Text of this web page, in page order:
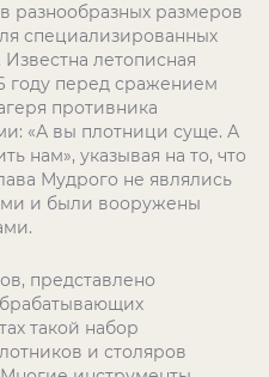
разнообразных размеров
специализированных
летописная
году перед сражением
противника
«А вы плотници суще. А
нам», указывая на то, что
Мудрого не являлись
и были вооружены
представлено
такой набор
и столяров